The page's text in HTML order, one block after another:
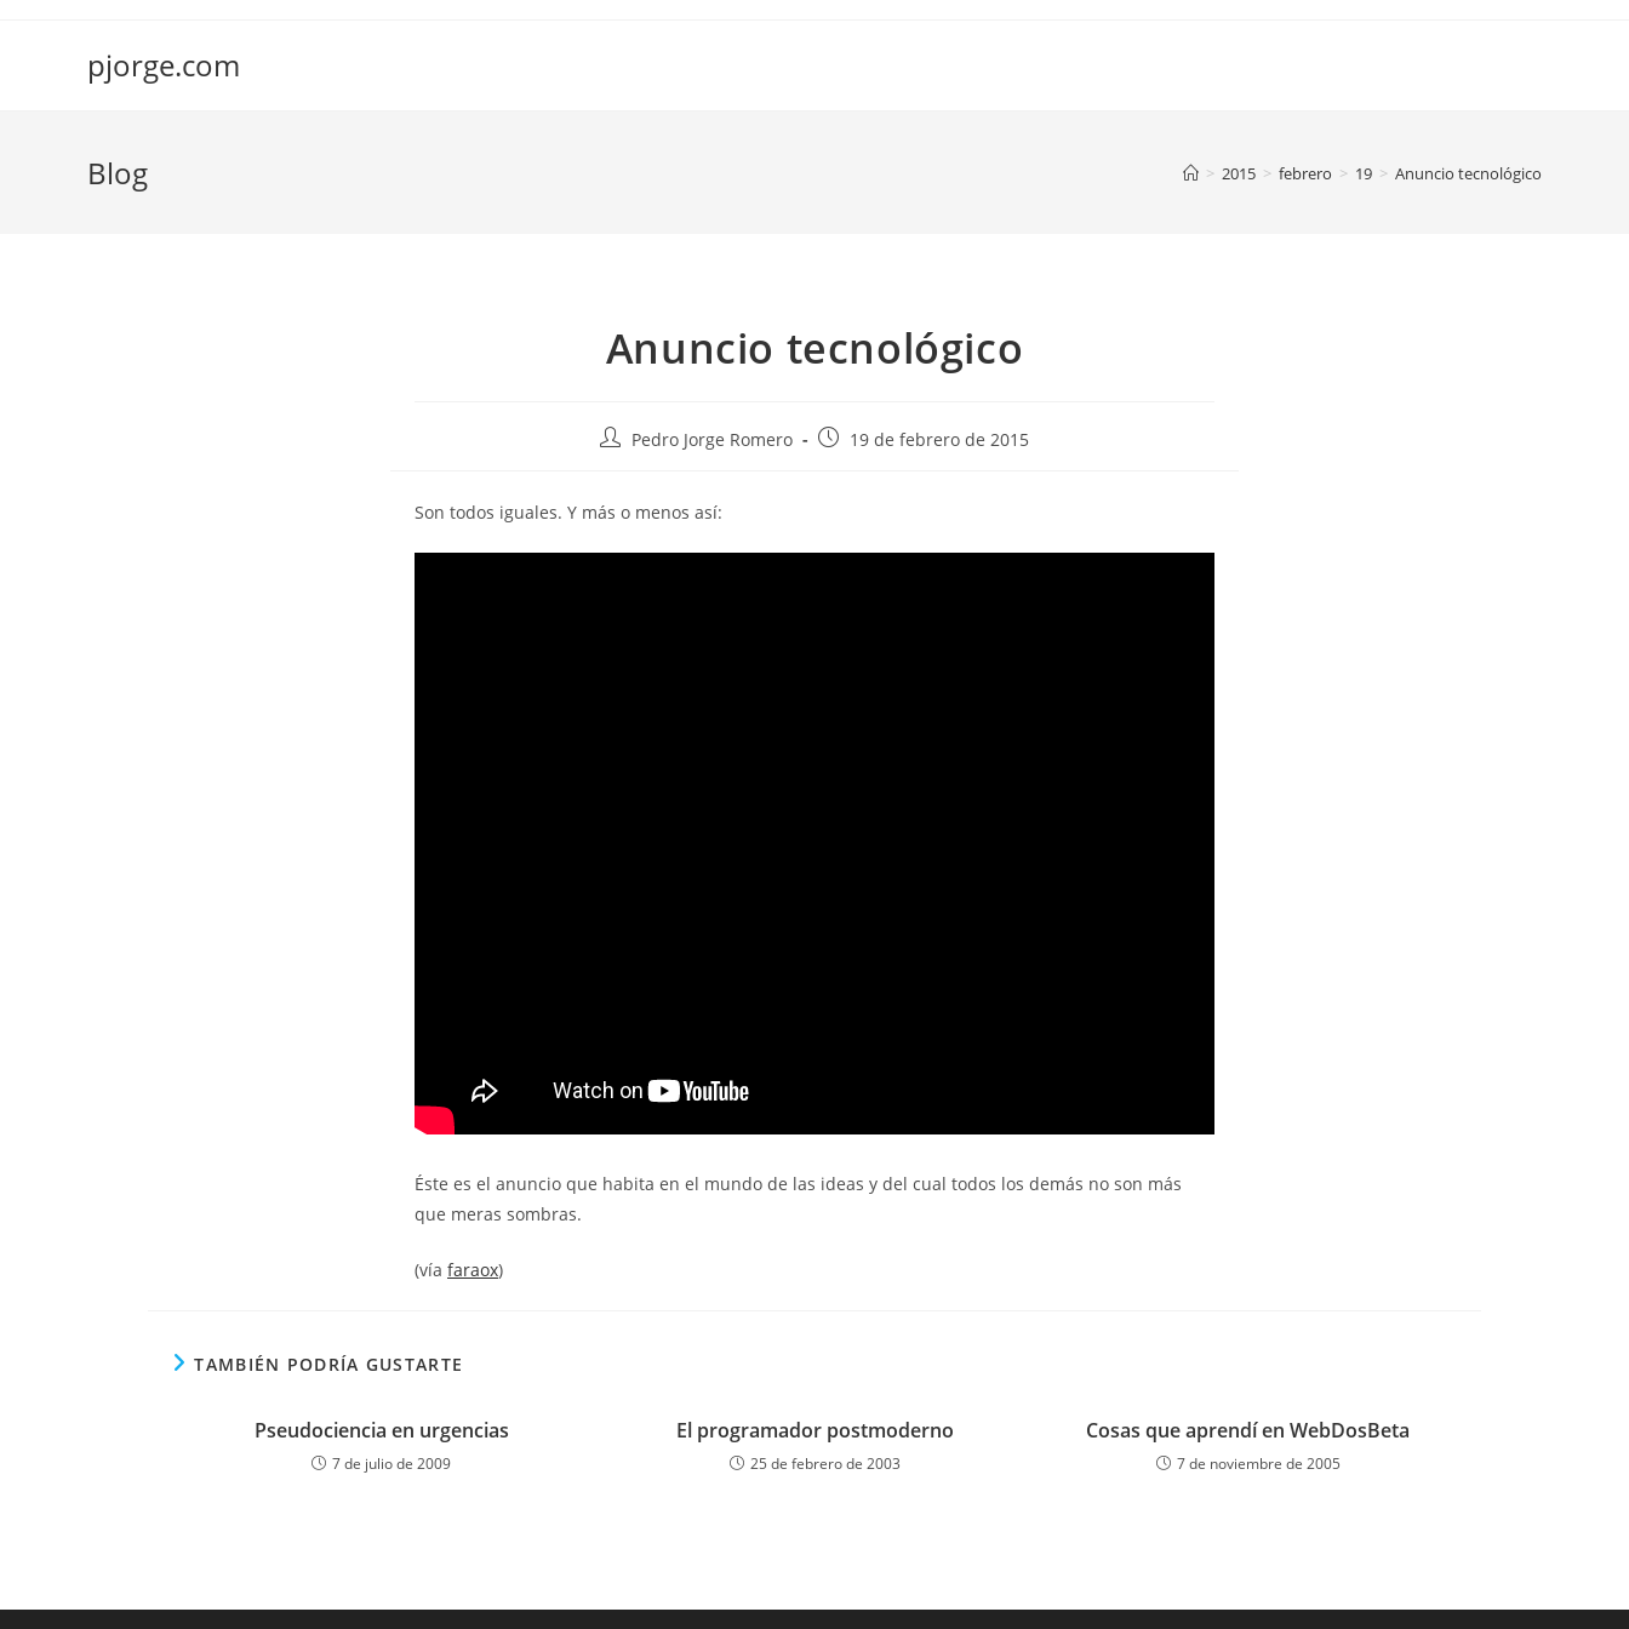
pjorge.com
Blog > 2015 > febrero > 19 > Anuncio tecnológico
Anuncio tecnológico
Autor
entrada:
Pedro Jorge Romero
Publicación
19 de febrero de 2015
Son todos iguales. Y más o menos así:
Éste es el anuncio que habita en el mundo de las ideas y del cual todos los demás no son más
que meras sombras.
(vía faraox)
TAMBIÉN PODRÍA GUSTARTE
Pseudociencia en urgencias
7 de julio de 2009
El programador postmoderno
25 de febrero de 2003
Cosas que aprendí en WebDosBeta
7 de noviembre de 2005